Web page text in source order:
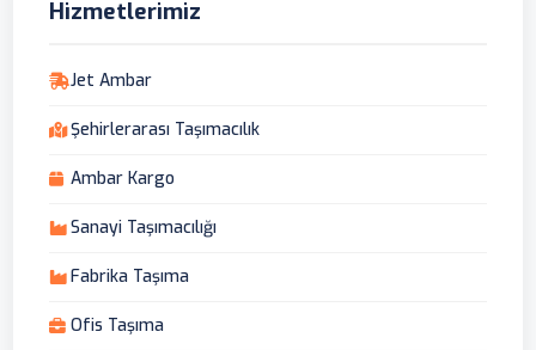
Hizmetlerimiz
Jet Ambar
Şehirlerarası Taşımacılık
Ambar Kargo
Sanayi Taşımacılığı
Fabrika Taşıma
Ofis Taşıma